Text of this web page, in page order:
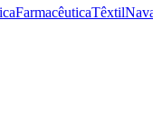
FarmacêuticaTêxtil